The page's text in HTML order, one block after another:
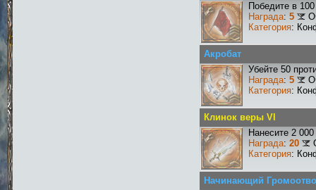
Победите в
Награда: 5
Категория:
Акробат
Убейте 50
Награда: 5
Категория:
Клинок веры VI
Нанесите 2
Награда: 20
Категория:
Начинающий